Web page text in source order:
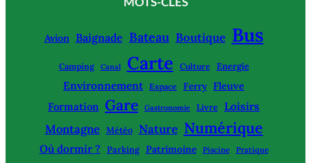
Avion Baignade Bateau Boutique Bus
Camping Canal Carte Culture Energie
Environnement Espace Ferry Fleuve
Formation Gare Gastronomie Livre Loisirs
Montagne Météo Nature Numérique
Où dormir ? Parking Patrimoine Piscine Pratique